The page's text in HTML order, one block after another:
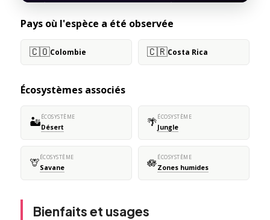
Pays où l'espèce a été observée
🇨🇴Colombie 🇨🇷Costa Rica
Écosystèmes associés
🏜️ÉCOSYSTÈME
Désert 🌴ÉCOSYSTÈME
Jungle
🦒ÉCOSYSTÈME
Savane 🪷ÉCOSYSTÈME
Zones humides
Bienfaits et usages